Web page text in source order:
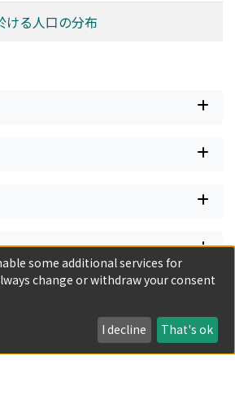
る人口の分布
some additional services for
change or withdraw your consent
I decline That's ok